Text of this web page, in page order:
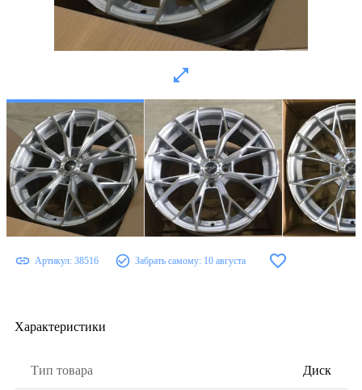
Артикул: 38516 Забрать самому: 10 августа
Характеристики
Тип товара Диск